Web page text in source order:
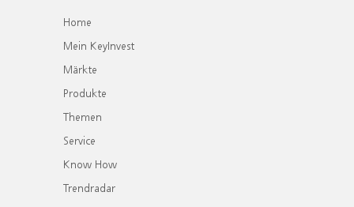
Home
Mein KeyInvest
Märkte
Produkte
Themen
Service
Know How
Trendradar